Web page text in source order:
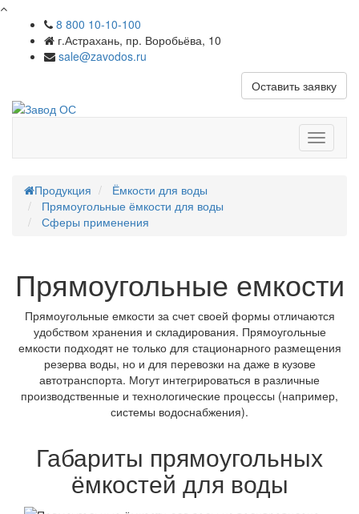
8 800 10-10-100
г.Астрахань, пр. Воробьёва, 10
sale@zavodos.ru
Оставить заявку
меню
Продукция
Ёмкости для воды
Прямоугольные ёмкости для воды
Сферы применения
Прямоугольные емкости
Прямоугольные емкости за счет своей формы отличаются
удобством хранения и складирования. Прямоугольные
емкости подходят не только для стационарного размещения
резерва воды, но и для перевозки на даже в кузове
автотранспорта. Могут интегрироваться в различные
производственные и технологические процессы (например,
системы водоснабжения).
Габариты прямоугольных
ёмкостей для воды